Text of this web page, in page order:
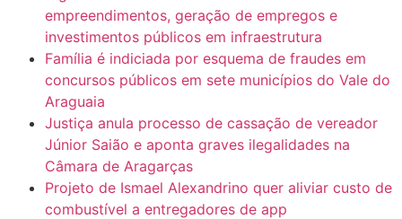
empreendimentos, geração de empregos e
investimentos públicos em infraestrutura
Família é indiciada por esquema de fraudes em
concursos públicos em sete municípios do Vale do
Araguaia
Justiça anula processo de cassação de vereador
Júnior Saião e aponta graves ilegalidades na
Câmara de Aragarças
Projeto de Ismael Alexandrino quer aliviar custo de
combustível a entregadores de app